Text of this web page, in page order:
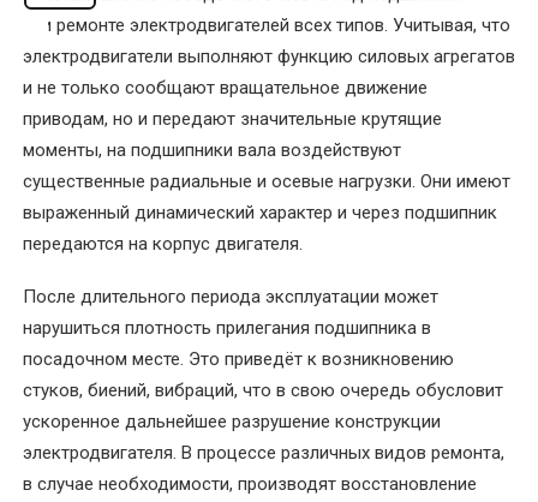
Русский
УСЛУГИ
Балансировка
Восстановление
под
подшипник
вала
Диагностика
электродвигателей
при ремонте электродвигателей всех типов. Учитывая, что
электродвигатели выполняют функцию силовых агрегатов
и не только сообщают вращательное движение
приводам, но и передают значительные крутящие
моменты, на подшипники вала воздействуют
существенные радиальные и осевые нагрузки. Они имеют
выраженный динамический характер и через подшипник
передаются на корпус двигателя.
После длительного периода эксплуатации может
нарушиться плотность прилегания подшипника в
посадочном месте. Это приведёт к возникновению
стуков, биений, вибраций, что в свою очередь обусловит
ускоренное дальнейшее разрушение конструкции
электродвигателя. В процессе различных видов ремонта,
в случае необходимости, производят восстановление